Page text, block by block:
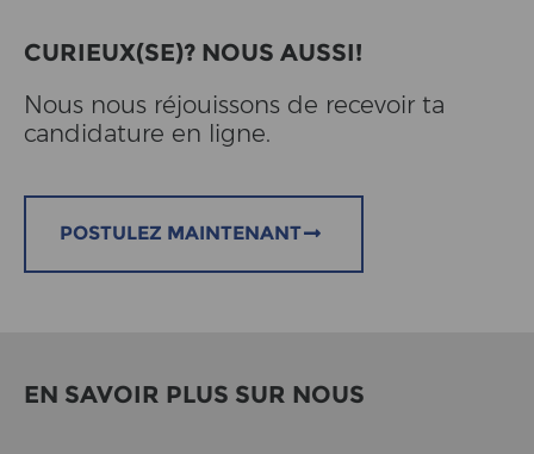
CURIEUX(SE)? NOUS AUSSI!
Nous nous réjouissons de recevoir ta
candidature en ligne.
POSTULEZ MAINTENANT
EN SAVOIR PLUS SUR NOUS